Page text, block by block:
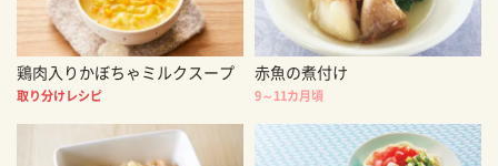
鶏肉入りかぼちゃミルクスープ
取り分けレシピ
赤魚の煮付け
9～11カ月頃